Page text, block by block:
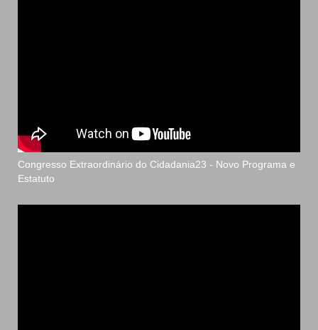
Congresso Extraordinário do Cidadania23 - Novo Programa e
Estatuto